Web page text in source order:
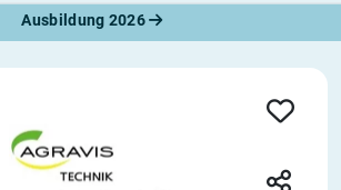
Ausbildung 2026